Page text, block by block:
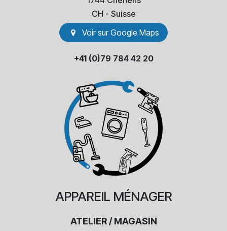
​CH - Suisse
Voir sur Go​​ogle Maps
+41 (0)79 784 42 20
APPAREIL MÉNAGER
ATELIER / MAGASIN